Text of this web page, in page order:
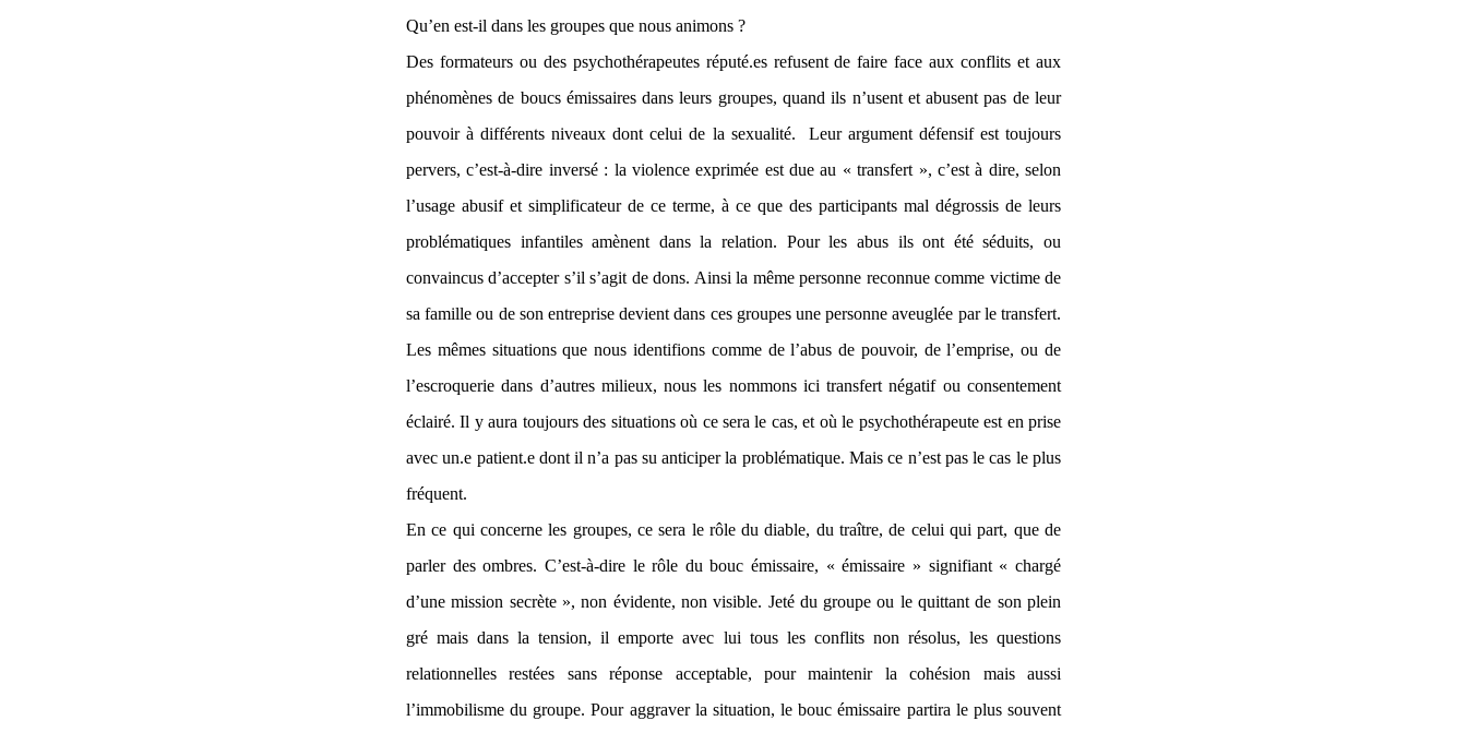
Qu’en est-il dans les groupes que nous animons ?
Des formateurs ou des psychothérapeutes réputé.es refusent de faire face aux conflits et aux
phénomènes de boucs émissaires dans leurs groupes, quand ils n’usent et abusent pas de leur
pouvoir à différents niveaux dont celui de la sexualité. Leur argument défensif est toujours
pervers, c’est-à-dire inversé : la violence exprimée est due au « transfert », c’est à dire, selon
l’usage abusif et simplificateur de ce terme, à ce que des participants mal dégrossis de leurs
problématiques infantiles amènent dans la relation. Pour les abus ils ont été séduits, ou
convaincus d’accepter s’il s’agit de dons. Ainsi la même personne reconnue comme victime de
sa famille ou de son entreprise devient dans ces groupes une personne aveuglée par le transfert.
Les mêmes situations que nous identifions comme de l’abus de pouvoir, de l’emprise, ou de
l’escroquerie dans d’autres milieux, nous les nommons ici transfert négatif ou consentement
éclairé. Il y aura toujours des situations où ce sera le cas, et où le psychothérapeute est en prise
avec un.e patient.e dont il n’a pas su anticiper la problématique. Mais ce n’est pas le cas le plus
fréquent.
En ce qui concerne les groupes, ce sera le rôle du diable, du traître, de celui qui part, que de
parler des ombres. C’est-à-dire le rôle du bouc émissaire, « émissaire » signifiant « chargé
d’une mission secrète », non évidente, non visible. Jeté du groupe ou le quittant de son plein
gré mais dans la tension, il emporte avec lui tous les conflits non résolus, les questions
relationnelles restées sans réponse acceptable, pour maintenir la cohésion mais aussi
l’immobilisme du groupe. Pour aggraver la situation, le bouc émissaire partira le plus souvent